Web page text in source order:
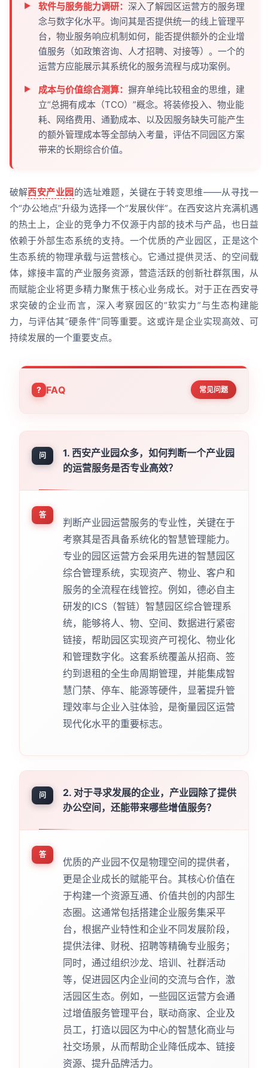
软件与服务能力调研： 深入了解园区运营方的服务理
念与数字化水平。询问其是否提供统一的线上管理平
台，物业服务响应机制如何，能否提供额外的企业增
值服务（如政策咨询、人才招聘、对接等）。一个的
运营方应能展示其系统化的服务流程与成功案例。
成本与价值综合测算： 摒弃单纯比较租金的思维，建
立“总拥有成本（TCO）”概念。将装修投入、物业能
耗、网络费用、通勤成本、以及因服务缺失可能产生
的额外管理成本等全部纳入考量，评估不同园区方案
带来的长期综合价值。
破解西安产业园 的选址难题，关键在于转变思维——从寻找一
个“办公地点”升级为选择一个“发展伙伴”。在西安这片充满机遇
的热土上，企业的竞争力不仅源于内部的技术与产品，也日益
依赖于外部生态系统的支持。一个优质的产业园区，正是这个
生态系统的物理承载与运营核心。它通过提供灵活、的空间载
体，嫁接丰富的产业服务资源，营造活跃的创新社群氛围，从
而赋能企业将更多精力聚焦于核心业务成长。对于正在西安寻
求突破的企业而言，深入考察园区的“软实力”与生态构建能
力，与评估其“硬条件”同等重要。这或许是企业实现高效、可
持续发展的一个重要支点。
FAQ 常见问题
问
1. 西安产业园众多，如何判断一个产业园
的运营服务是否专业高效？
答
判断产业园运营服务的专业性，关键在于
考察其是否具备系统化的智慧管理能力。
专业的园区运营方会采用先进的智慧园区
综合管理系统，实现资产、物业、客户和
服务的全流程在线管控。例如，德必自主
研发的ICS（智链）智慧园区综合管理系
统，能够将人、物、空间、数据进行紧密
链接，帮助园区实现资产可视化、物业化
和管理数字化。这套系统覆盖从招商、签
约到退租的全生命周期管理，并能集成智
慧门禁、停车、能源等硬件，显著提升管
理效率与企业入驻体验，是衡量园区运营
现代化水平的重要标志。
问
2. 对于寻求发展的企业，产业园除了提供
办公空间，还能带来哪些增值服务？
答
优质的产业园不仅是物理空间的提供者，
更是企业成长的赋能平台。其核心价值在
于构建一个资源互通、价值共创的内部生
态圈。这通常包括搭建企业服务集采平
台，根据产业特性和企业不同发展阶段，
提供法律、财税、招聘等精确专业服务；
同时，通过组织沙龙、培训、社群活动
等，促进园区内企业间的交流与合作，激
活园区生态。例如，一些园区运营方会通
过增值服务管理平台，联动商家、企业及
员工，打造以园区为中心的智慧化商业与
社交场景，从而帮助企业降低成本、链接
资源、提升品牌活力。